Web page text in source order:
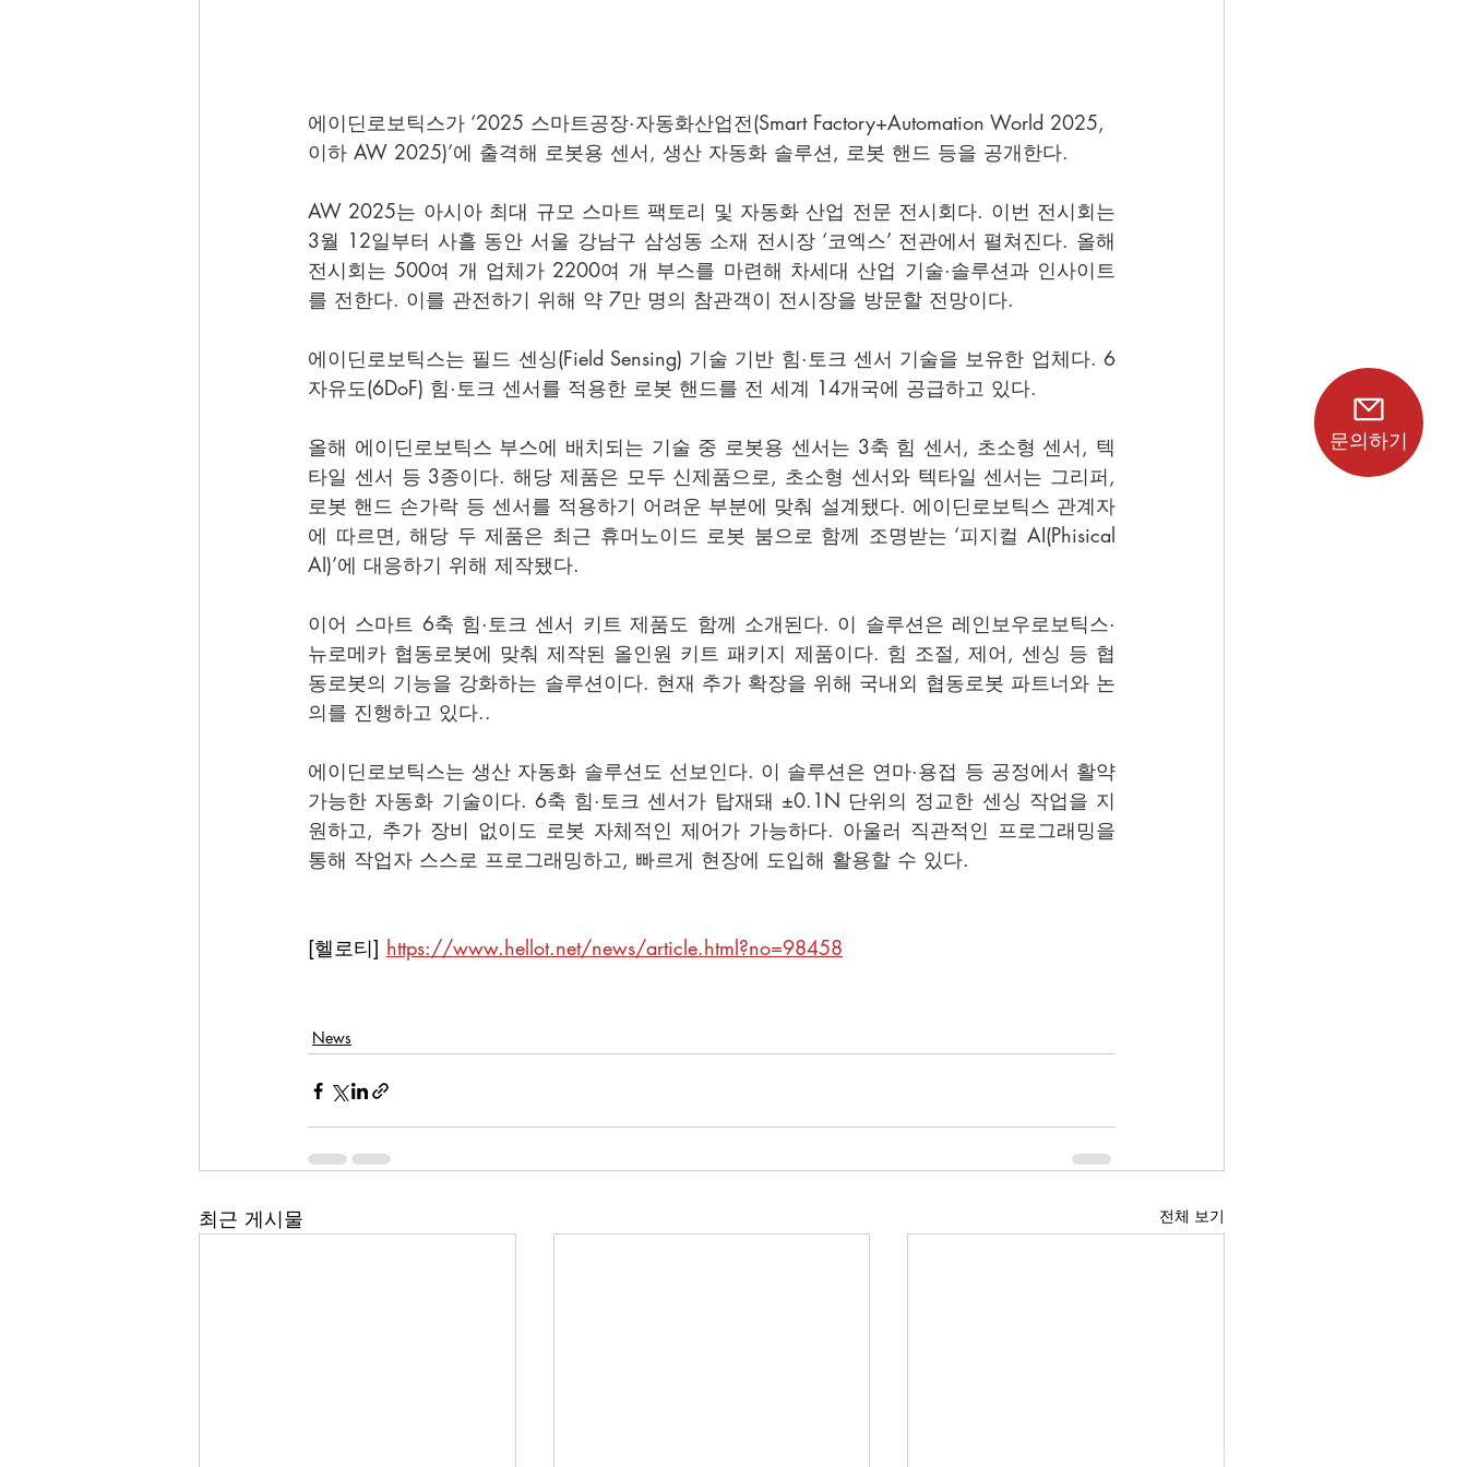
문의하기
에이딘로보틱스가 ‘2025 스마트공장·자동화산업전(Smart Factory+Automation World 2025,
이하 AW 2025)’에 출격해 로봇용 센서, 생산 자동화 솔루션, 로봇 핸드 등을 공개한다.
AW 2025는 아시아 최대 규모 스마트 팩토리 및 자동화 산업 전문 전시회다. 이번 전시회는
3월 12일부터 사흘 동안 서울 강남구 삼성동 소재 전시장 ‘코엑스’ 전관에서 펼쳐진다. 올해
전시회는 500여 개 업체가 2200여 개 부스를 마련해 차세대 산업 기술·솔루션과 인사이트
를 전한다. 이를 관전하기 위해 약 7만 명의 참관객이 전시장을 방문할 전망이다.
에이딘로보틱스는 필드 센싱(Field Sensing) 기술 기반 힘·토크 센서 기술을 보유한 업체다. 6
자유도(6DoF) 힘·토크 센서를 적용한 로봇 핸드를 전 세계 14개국에 공급하고 있다.
올해 에이딘로보틱스 부스에 배치되는 기술 중 로봇용 센서는 3축 힘 센서, 초소형 센서, 텍
타일 센서 등 3종이다. 해당 제품은 모두 신제품으로, 초소형 센서와 텍타일 센서는 그리퍼,
로봇 핸드 손가락 등 센서를 적용하기 어려운 부분에 맞춰 설계됐다. 에이딘로보틱스 관계자
에 따르면, 해당 두 제품은 최근 휴머노이드 로봇 붐으로 함께 조명받는 ‘피지컬 AI(Phisical
AI)’에 대응하기 위해 제작됐다.
이어 스마트 6축 힘·토크 센서 키트 제품도 함께 소개된다. 이 솔루션은 레인보우로보틱스·
뉴로메카 협동로봇에 맞춰 제작된 올인원 키트 패키지 제품이다. 힘 조절, 제어, 센싱 등 협
동로봇의 기능을 강화하는 솔루션이다. 현재 추가 확장을 위해 국내외 협동로봇 파트너와 논
의를 진행하고 있다..
에이딘로보틱스는 생산 자동화 솔루션도 선보인다. 이 솔루션은 연마·용접 등 공정에서 활약
가능한 자동화 기술이다. 6축 힘·토크 센서가 탑재돼 ±0.1N 단위의 정교한 센싱 작업을 지
원하고, 추가 장비 없이도 로봇 자체적인 제어가 가능하다. 아울러 직관적인 프로그래밍을
통해 작업자 스스로 프로그래밍하고, 빠르게 현장에 도입해 활용할 수 있다.
[헬로티] https://www.hellot.net/news/article.html?no=98458
News
최근 게시물 전체 보기
AIDIN ROBOTICS